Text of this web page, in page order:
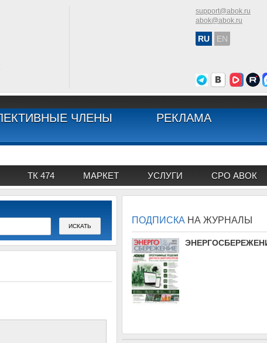
support@abok.ru
abok@abok.ru
RU EN
ЧЛЕНЫ
РЕКЛАМА
ТК 474 МАРКЕТ УСЛУГИ СРО АВОК
ПОДПИСКА НА ЖУРНАЛЫ
АВОК